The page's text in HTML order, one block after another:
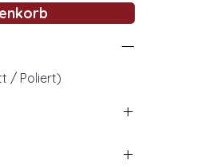
/ Poliert)